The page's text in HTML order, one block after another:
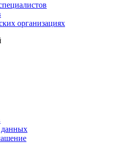
организациях
данных